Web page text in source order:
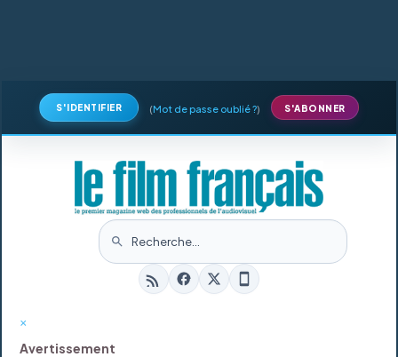
S'IDENTIFIER (Mot de passe oublié ?) S'ABONNER
×
Avertissement